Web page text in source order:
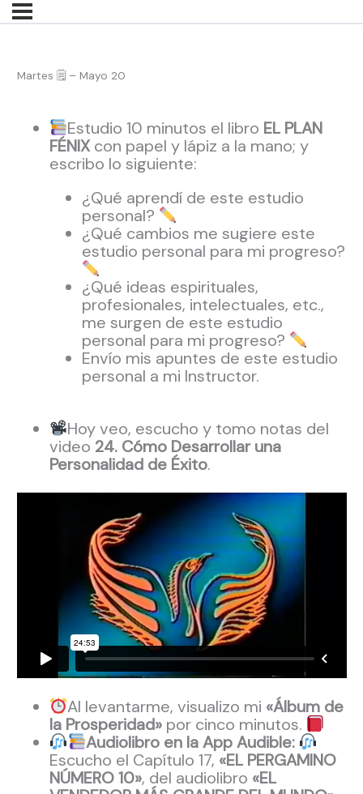
Martes 🗒 – Mayo 20
Estudio 10 minutos el libro EL PLAN
FÉNIXcon papel y lápiz a la mano; y
escribo lo siguiente:
¿Qué aprendí de este estudio
personal?
¿Qué cambios me sugiere este
estudio personal para mi progreso?
¿Qué ideas espirituales,
profesionales, intelectuales, etc.,
me surgen de este estudio
personal para mi progreso?
Envío mis apuntes de este estudio
personal a mi Instructor.
Hoy veo, escucho y tomo notas del
video 24. Cómo Desarrollar una
Personalidad de Éxito.
Al levantarme, visualizo mi «Álbum de
la Prosperidad» por cinco minutos.
Audiolibro en la App Audible:
Escucho el Capítulo 17, «EL PERGAMINO
NÚMERO 10», del audiolibro «EL